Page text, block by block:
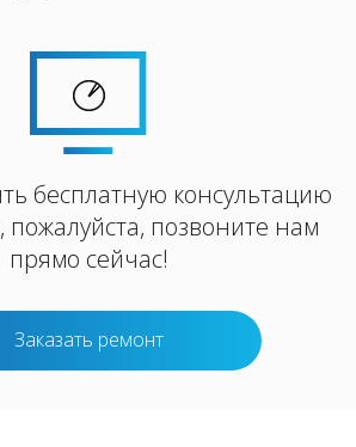
бесплатную консультацию
пожалуйста, позвоните нам
прямо сейчас!
Заказать ремонт